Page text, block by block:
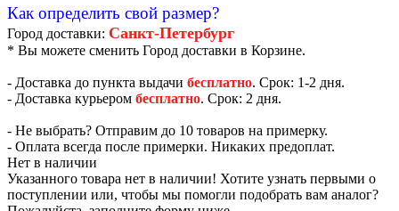
Как определить свой размер?
Город доставки: Санкт-Петербург
* Вы можете сменить Город доставки в Корзине.
- Доставка до пункта выдачи бесплатно. Срок: 1-2 дня.
- Доставка курьером бесплатно. Срок: 2 дня.
- Не выбрать? Отправим до 10 товаров на примерку.
- Оплата всегда после примерки. Никаких предоплат.
Нет в наличии
Указанного товара нет в наличии! Хотите узнать первыми о
поступлении или, чтобы мы помогли подобрать вам аналог?